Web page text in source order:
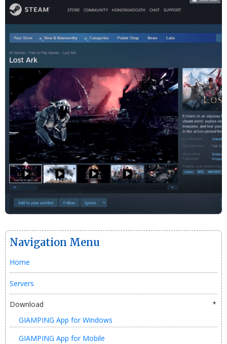
Navigation Menu
Home
Servers
Download
GIAMPING App for Windows
GIAMPING App for Mobile